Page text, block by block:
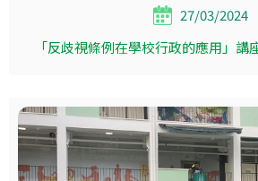
27/03/2024
「反歧視條例在學校行政的應用」